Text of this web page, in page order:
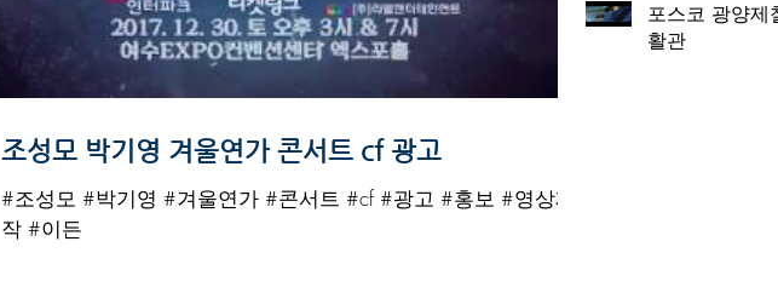
조성모 박기영 겨울연가 콘서트 cf 광고
#조성모 #박기영 #겨울연가 #콘서트 #cf #광고 #홍보 #영상제
작 #이든
포스코 광양제
활관